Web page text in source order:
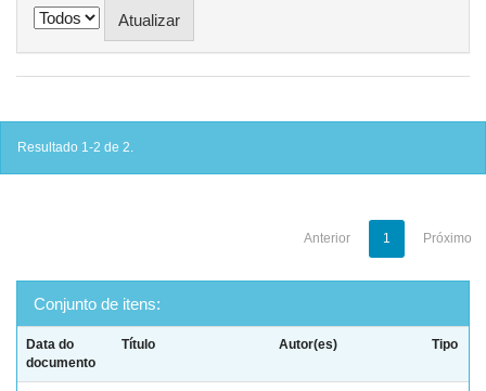
Resultado 1-2 de 2.
Anterior 1 Próximo
Conjunto de itens:
Data do
documento
Título Autor(es) Tipo